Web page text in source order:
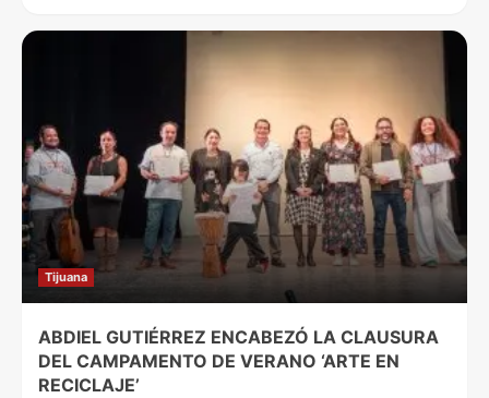
Tijuana
ABDIEL GUTIÉRREZ ENCABEZÓ LA CLAUSURA
DEL CAMPAMENTO DE VERANO ‘ARTE EN
RECICLAJE’